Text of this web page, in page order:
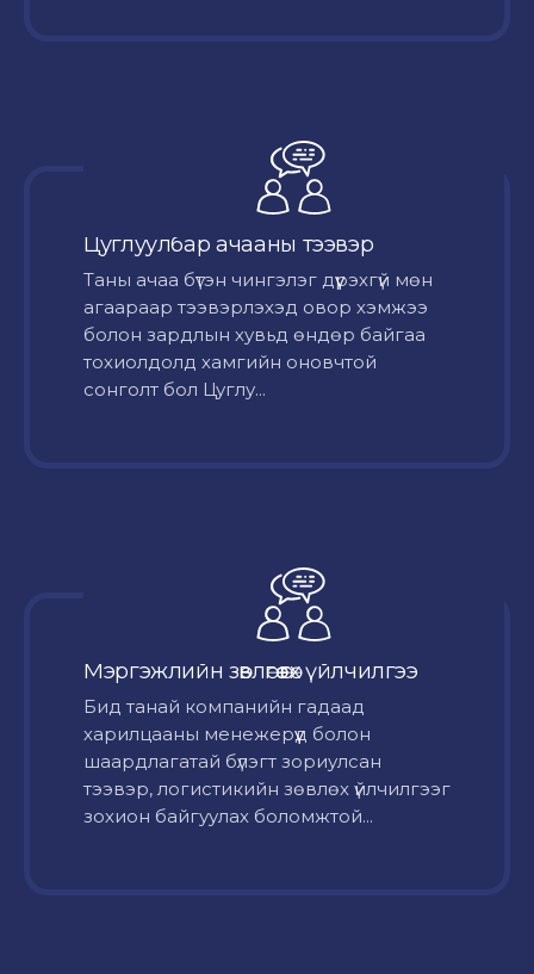
Цуглуулбар ачааны тээвэр
Таны ачаа бүтэн чингэлэг дүүрэхгүй мөн
агаараар тээвэрлэхэд овор хэмжээ
болон зардлын хувьд өндөр байгаа
тохиолдолд хамгийн оновчтой
сонголт бол Цуглу...
Мэргэжлийн зөвлөгөө өгөх үйлчилгээ
Бид танай компанийн гадаад
харилцааны менежерүүд болон
шаардлагатай бүлэгт зориулсан
тээвэр, логистикийн зөвлөх үйлчилгээг
зохион байгуулах боломжтой...